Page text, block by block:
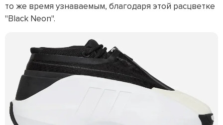
то же время узнаваемым, благодаря этой расцветке
"Black Neon".